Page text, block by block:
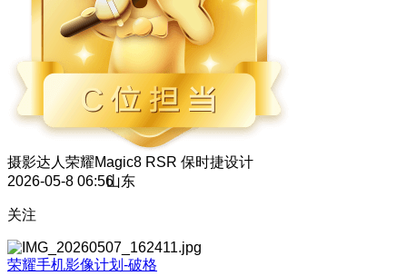
摄影达人 荣耀Magic8 RSR 保时捷设计
2026-05-8 06:56山东
关注
荣耀手机影像计划-破格